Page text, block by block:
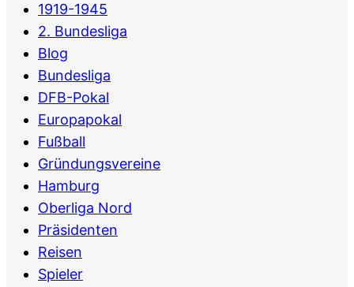
1919-1945
2. Bundesliga
Blog
Bundesliga
DFB-Pokal
Europapokal
Fußball
Gründungsvereine
Hamburg
Oberliga Nord
Präsidenten
Reisen
Spieler